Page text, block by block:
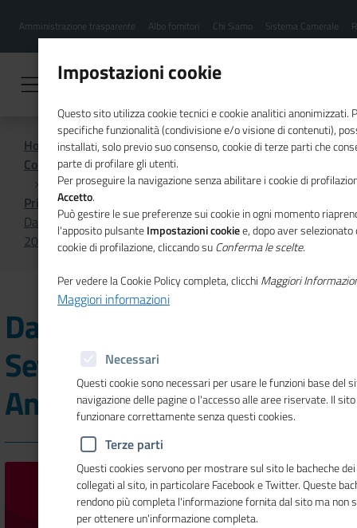
contenuto
Menu
hamburgher
Amministrazione trasparente Albo fornitori Chi Siamo Sistema Camerale
Home
Comunicazione istituzionale per il sistema camerale
Primo Piano
Dal 20 al 24 ottobre la Settimana Anticontraffazione
2025
Dal 20 al 24 ottobre la
Settimana
Anticontraffazione 2025
Impostazioni cookie
Questo sito utilizza cookie tecnici e cookie analitici anonimizzati.
specifiche funzionalità (condivisione e/o visione di contenuti),
installati, solo previo suo consenso, cookie di terze parti che
parte di profilare gli utenti.
Per proseguire la navigazione senza abilitare i cookie di
Accetto.
Può gestire le sue preferenze sui cookie in ogni momento
l'apposito pulsanteImpostazioni cookiee, dopo aver
cookie di profilazione, cliccando suConferma le scelte.
Per vedere la Cookie Policy completa, clicchi Maggiori
Maggiori informazioni
Necessari
Questi cookie sono necessari per usare le funzioni base del
navigazione delle pagine o l'accesso alle aree riservate. Il
funzionare correttamente senza questi cookies.
Terze parti
Questi cookies servono per mostrare sul sito le bacheche
collegati al sito, in particolare Facebook e Twitter. Queste
rendono più completa l'informazione fornita dal sito ma non
per ottenere un'informazione completa.